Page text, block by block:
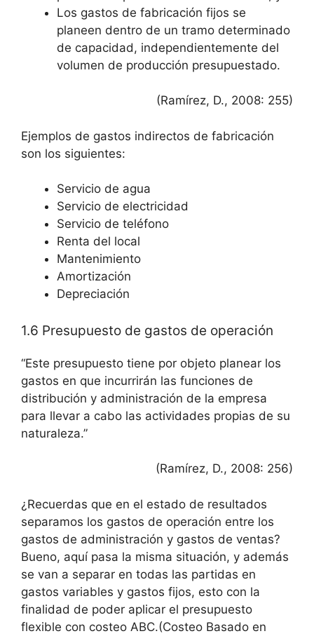
Los gastos de fabricación fijos se
planeen dentro de un tramo determinado
de capacidad, independientemente del
volumen de producción presupuestado.
(Ramírez, D., 2008: 255)
Ejemplos de gastos indirectos de fabricación
son los siguientes:
Servicio de agua
Servicio de electricidad
Servicio de teléfono
Renta del local
Mantenimiento
Amortización
Depreciación
1.6 Presupuesto de gastos de operación
“Este presupuesto tiene por objeto planear los
gastos en que incurrirán las funciones de
distribución y administración de la empresa
para llevar a cabo las actividades propias de su
naturaleza.”
(Ramírez, D., 2008: 256)
¿Recuerdas que en el estado de resultados
separamos los gastos de operación entre los
gastos de administración y gastos de ventas?
Bueno, aquí pasa la misma situación, y además
se van a separar en todas las partidas en
gastos variables y gastos fijos, esto con la
finalidad de poder aplicar el presupuesto
flexible con costeo ABC.(Costeo Basado en